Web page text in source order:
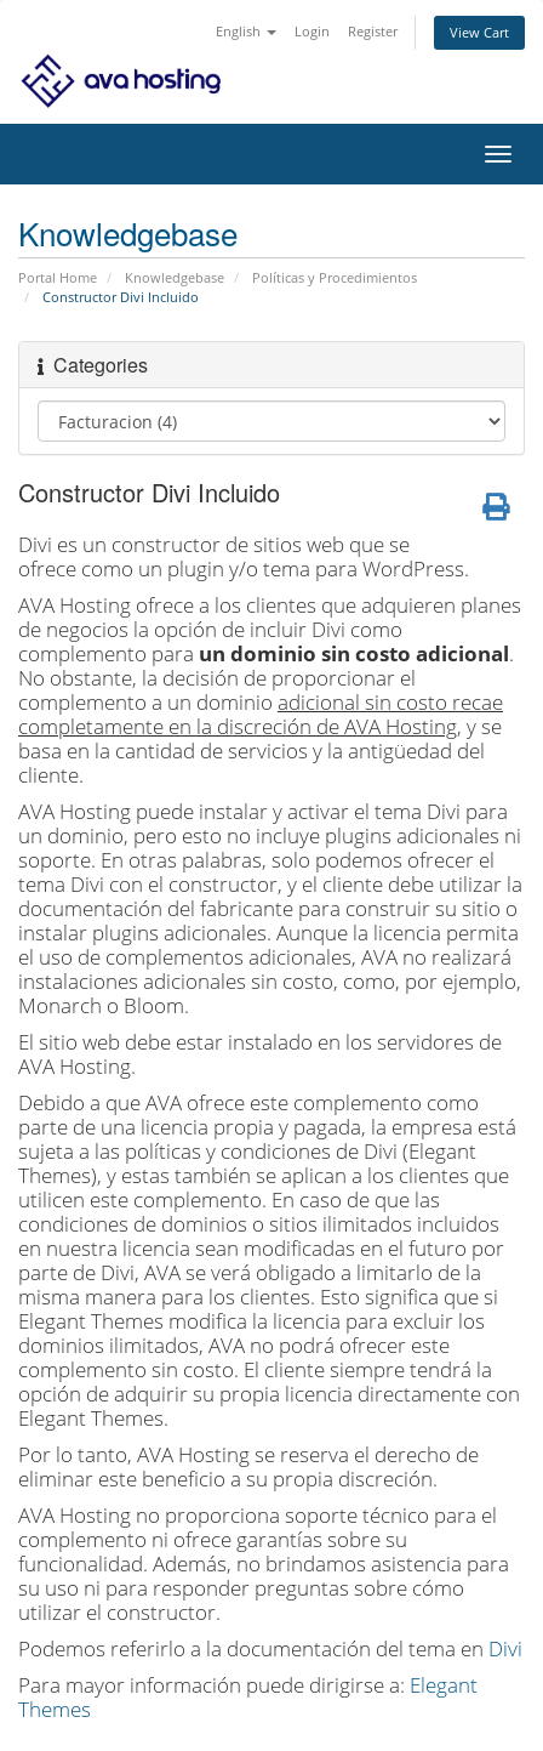
English Login Register View Cart
Knowledgebase
Portal Home Knowledgebase
Políticas y Procedimientos
Constructor Divi Incluido
Categories
Constructor Divi Incluido
Divi es un constructor de sitios web que se
ofrece como un plugin y/o tema para WordPress.
AVA Hosting ofrece a los clientes que adquieren planes
de negocios la opción de incluir Divi como
complemento para un dominio sin costo adicional.
No obstante, la decisión de proporcionar el
complemento a un dominio adicional sin costo recae
completamente en la discreción de AVA Hosting, y se
basa en la cantidad de servicios y la antigüedad del
cliente.
AVA Hosting puede instalar y activar el tema Divi para
un dominio, pero esto no incluye plugins adicionales ni
soporte. En otras palabras, solo podemos ofrecer el
tema Divi con el constructor, y el cliente debe utilizar la
documentación del fabricante para construir su sitio o
instalar plugins adicionales. Aunque la licencia permita
el uso de complementos adicionales, AVA no realizará
instalaciones adicionales sin costo, como, por ejemplo,
Monarch o Bloom.
El sitio web debe estar instalado en los servidores de
AVA Hosting.
Debido a que AVA ofrece este complemento como
parte de una licencia propia y pagada, la empresa está
sujeta a las políticas y condiciones de Divi (Elegant
Themes), y estas también se aplican a los clientes que
utilicen este complemento. En caso de que las
condiciones de dominios o sitios ilimitados incluidos
en nuestra licencia sean modificadas en el futuro por
parte de Divi, AVA se verá obligado a limitarlo de la
misma manera para los clientes. Esto significa que si
Elegant Themes modifica la licencia para excluir los
dominios ilimitados, AVA no podrá ofrecer este
complemento sin costo. El cliente siempre tendrá la
opción de adquirir su propia licencia directamente con
Elegant Themes.
Por lo tanto, AVA Hosting se reserva el derecho de
eliminar este beneficio a su propia discreción.
AVA Hosting no proporciona soporte técnico para el
complemento ni ofrece garantías sobre su
funcionalidad. Además, no brindamos asistencia para
su uso ni para responder preguntas sobre cómo
utilizar el constructor.
Podemos referirlo a la documentación del tema en Divi
Para mayor información puede dirigirse a: Elegant
Themes